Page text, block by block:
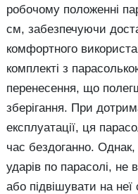
робочому положенні
см, забезпечуючи
комфортного
комплекті з
перенесення, що
зберігання. При
експлуатації, ця
час бездоганно.
ударів по парасолі, не
або підвішувати на неї